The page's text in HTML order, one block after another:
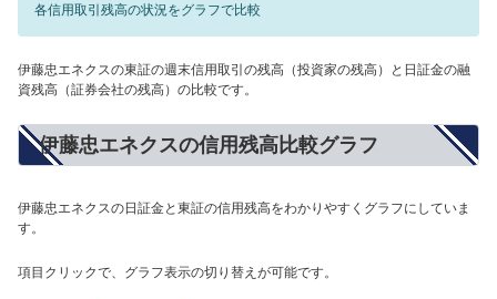
各信用取引残高の状況をグラフで比較
伊藤忠エネクスの東証の週末信用取引の残高（投資家の残高）と日証金の融
資残高（証券会社の残高）の比較です。
伊藤忠エネクスの信用残高比較グラフ
伊藤忠エネクスの日証金と東証の信用残高をわかりやすくグラフにしていま
す。
項目クリックで、グラフ表示の切り替えが可能です。